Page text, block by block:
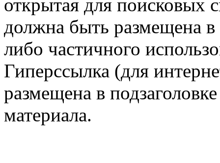
открытая для поисковых
должна быть размещена в
либо частичного
Гиперссылка (для
размещена в
материала.